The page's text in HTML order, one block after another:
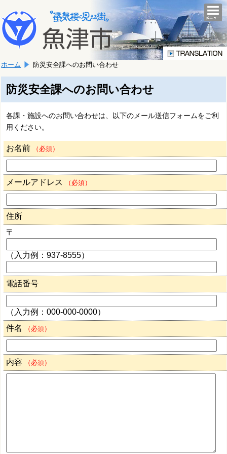
文
へ
移
ま
す。
こ
か
文
で
す。
ホーム 防災安全課へのお問い合わせ
防災安全課へのお問い合わせ
各課・施設へのお問い合わせは、以下のメール送信フォームをご利
用ください。
お名前 （必須）
メールアドレス （必須）
住所
〒
（入力例：937-8555）
電話番号
（入力例：000-000-0000）
件名
（必須）
内容 （必須）